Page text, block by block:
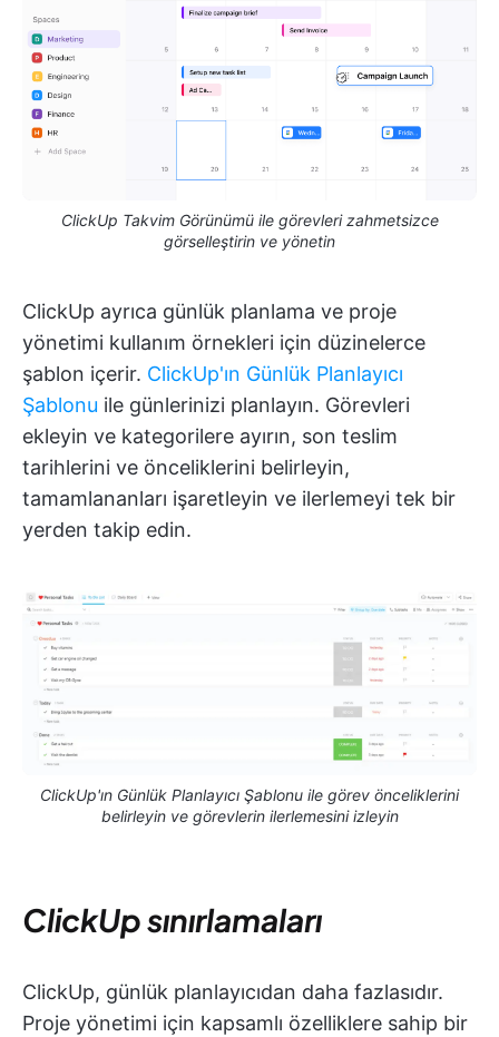
ClickUp Takvim Görünümü ile görevleri zahmetsizce
görselleştirin ve yönetin
ClickUp ayrıca günlük planlama ve proje
yönetimi kullanım örnekleri için düzinelerce
şablon içerir. ClickUp'ın Günlük Planlayıcı
Şablonu ile günlerinizi planlayın. Görevleri
ekleyin ve kategorilere ayırın, son teslim
tarihlerini ve önceliklerini belirleyin,
tamamlananları işaretleyin ve ilerlemeyi tek bir
yerden takip edin.
ClickUp'ın Günlük Planlayıcı Şablonu ile görev önceliklerini
belirleyin ve görevlerin ilerlemesini izleyin
ClickUp sınırlamaları
ClickUp, günlük planlayıcıdan daha fazlasıdır.
Proje yönetimi için kapsamlı özelliklere sahip bir